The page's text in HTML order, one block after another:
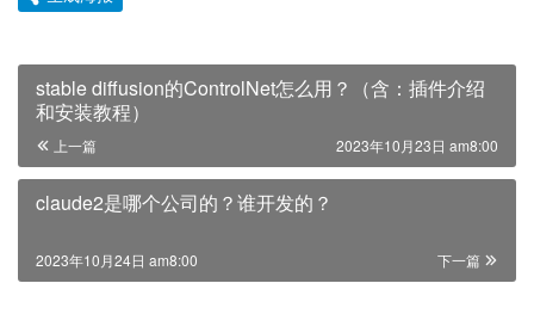
stable diffusion的ControlNet怎么用？（含：插件介绍
和安装教程）
上一篇 2023年10月23日 am8:00
claude2是哪个公司的？谁开发的？
下一篇
2023年10月24日 am8:00